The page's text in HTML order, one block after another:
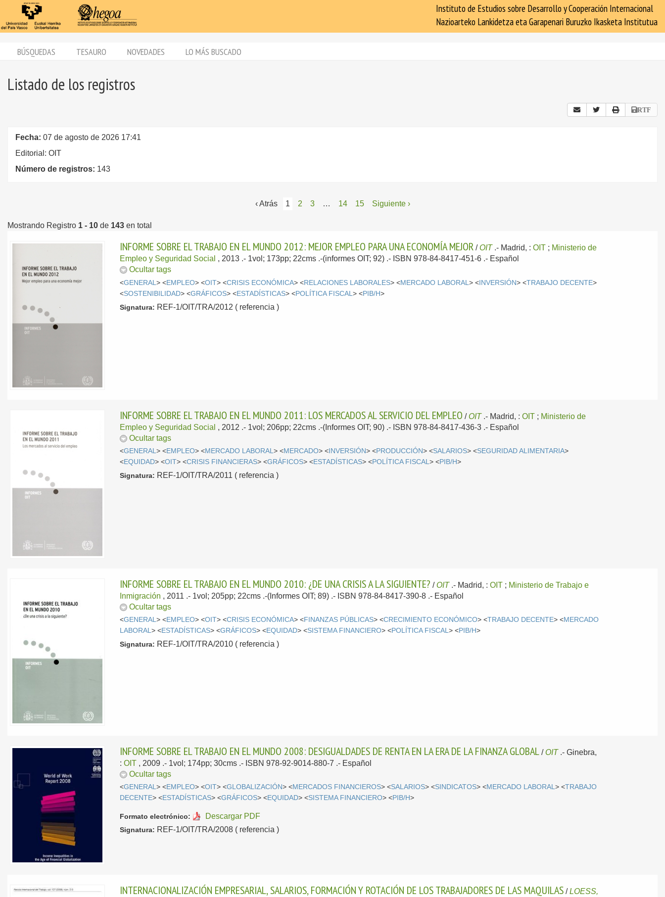
Instituto de Estudios sobre Desarrollo y Cooperación Internacional
Nazioarteko Lankidetza eta Garapenari Buruzko Ikasketa Institutua
BÚSQUEDAS TESAURO NOVEDADES LO MÁS BUSCADO
Listado de los registros
RTF
Fecha: 07 de agosto de 2026 17:41
Editorial: OIT
Número de registros: 143
‹ Atrás 1 2 3 … 14 15 Siguiente ›
Mostrando Registro 1 - 10 de 143 en total
INFORME SOBRE EL TRABAJO EN EL MUNDO 2012: MEJOR EMPLEO PARA UNA ECONOMÍA MEJOR / OIT .- Madrid, :OIT ; Ministerio de
Empleo y Seguridad Social , 2013 .- 1vol; 173pp; 22cms .-(informes OIT; 92) .- ISBN 978-84-8417-451-6 .- Español
Ocultar tags
<GENERAL> <EMPLEO> <OIT> <CRISIS ECONÓMICA> <RELACIONES LABORALES> <MERCADO LABORAL> <INVERSIÓN> <TRABAJO DECENTE>
<SOSTENIBILIDAD> <GRÁFICOS> <ESTADÍSTICAS> <POLÍTICA FISCAL> <PIB/H>
Signatura: REF-1/OIT/TRA/2012 ( referencia )
INFORME SOBRE EL TRABAJO EN EL MUNDO 2011: LOS MERCADOS AL SERVICIO DEL EMPLEO / OIT .- Madrid, :OIT ; Ministerio de
Empleo y Seguridad Social , 2012 .- 1vol; 206pp; 22cms .-(Informes OIT; 90) .- ISBN 978-84-8417-436-3 .- Español
Ocultar tags
<GENERAL> <EMPLEO> <MERCADO LABORAL> <MERCADO> < INVERSIÓN> <PRODUCCIÓN> <SALARIOS> <SEGURIDAD ALIMENTARIA>
<EQUIDAD> <OIT> <CRISIS FINANCIERAS> <GRÁFICOS> <ESTADÍSTICAS> <POLÍTICA FISCAL> <PIB/H>
Signatura: REF-1/OIT/TRA/2011 ( referencia )
INFORME SOBRE EL TRABAJO EN EL MUNDO 2010: ¿DE UNA CRISIS A LA SIGUIENTE? / OIT .- Madrid, :OIT ; Ministerio de Trabajo e
Inmigración , 2011 .- 1vol; 205pp; 22cms .-(Informes OIT; 89) .- ISBN 978-84-8417-390-8 .- Español
Ocultar tags
<GENERAL> <EMPLEO> <OIT> <CRISIS ECONÓMICA> <FINANZAS PÚBLICAS> <CRECIMIENTO ECONÓMICO> <TRABAJO DECENTE> <MERCADO
LABORAL> <ESTADÍSTICAS> <GRÁFICOS> <EQUIDAD> <SISTEMA FINANCIERO> <POLÍTICA FISCAL> <PIB/H>
Signatura: REF-1/OIT/TRA/2010 ( referencia )
INFORME SOBRE EL TRABAJO EN EL MUNDO 2008: DESIGUALDADES DE RENTA EN LA ERA DE LA FINANZA GLOBAL / OIT .-Ginebra,
:OIT , 2009 .- 1vol; 174pp; 30cms .- ISBN 978-92-9014-880-7 .- Español
Ocultar tags
<GENERAL> <EMPLEO> <OIT> <GLOBALIZACIÓN> <MERCADOS FINANCIEROS> <SALARIOS> <SINDICATOS> <MERCADO LABORAL> <TRABAJO
DECENTE> <ESTADÍSTICAS> <GRÁFICOS> <EQUIDAD> <SISTEMA FINANCIERO> <PIB/H>
Formato electrónico: Descargar PDF
Signatura: REF-1/OIT/TRA/2008 ( referencia )
INTERNACIONALIZACIÓN EMPRESARIAL, SALARIOS, FORMACIÓN Y ROTACIÓN DE LOS TRABAJADORES DE LAS MAQUILAS /LOESS,